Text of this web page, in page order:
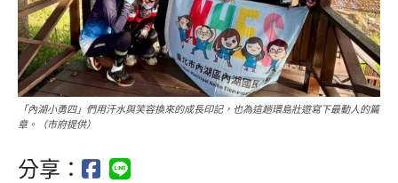
「內湖小勇四」們用汗水與笑容換來的成長印記，也為這趟環島壯遊寫下最動人的篇
章。（市府提供）
分享：